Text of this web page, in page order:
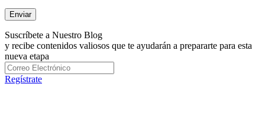
Suscríbete a Nuestro Blog
y recibe contenidos valiosos que te ayudarán a prepararte para esta
nueva etapa
Regístrate